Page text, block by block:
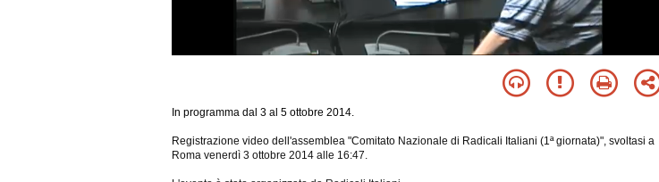
In programma dal 3 al 5 ottobre 2014.
Registrazione video dell'assemblea "Comitato Nazionale di Radicali Italiani (1ª giornata)", svoltasi a
Roma venerdì 3 ottobre 2014 alle 16:47.